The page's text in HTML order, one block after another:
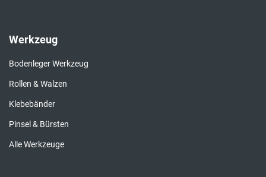
Werkzeug
Bodenleger Werkzeug
Rollen & Walzen
Klebebänder
Pinsel & Bürsten
Alle Werkzeuge